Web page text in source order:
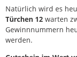
Natürlich wird es
Türchen 12 warten
Gewinnnummern
werden.